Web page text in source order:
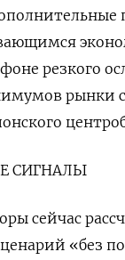
резкого
рынки
СИГНАЛЫ
сейчас
«без